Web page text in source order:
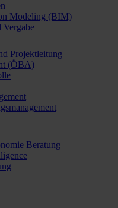
Modeling (BIM)
Vergabe
Projektleitung
(ÖBA)
Beratung